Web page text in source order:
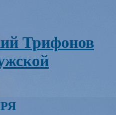
Трифонов